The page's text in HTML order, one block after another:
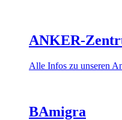
ANKER-
Alle Infos zu unseren
BAmigra